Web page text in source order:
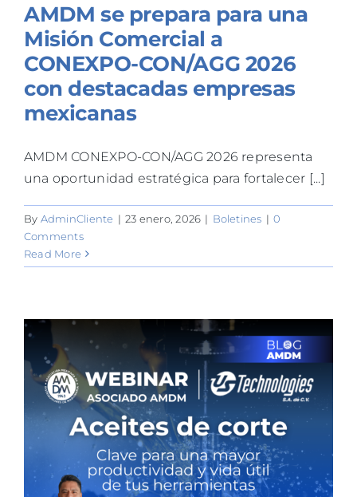
AMDM se prepara para una
Misión Comercial a
CONEXPO-CON/AGG 2026
con destacadas empresas
mexicanas
AMDM CONEXPO-CON/AGG 2026 representa
una oportunidad estratégica para fortalecer [...]
By AdminCliente | 23 enero, 2026 | Boletines | 0
Comments
Read More